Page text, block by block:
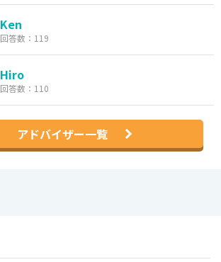
Ken
回答数：119
Hiro
回答数：110
アドバイザー一覧